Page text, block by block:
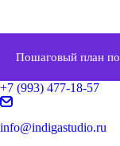
Пошаговый план по
+7 (993) 477-18-57
info@indigastudio.ru